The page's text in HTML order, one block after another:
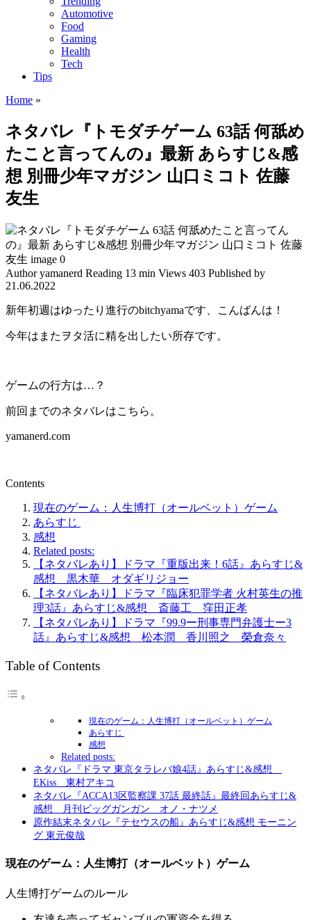
Automotive
Food
Gaming
Health
Tech
Tips
Home »
ネタバレ『トモダチゲーム 63話 何舐め
たこと言ってんの』最新 あらすじ&感
想 別冊少年マガジン 山口ミコト 佐藤
友生
Author yamanerd Reading 13 min Views 403 Published by
21.06.2022
新年初週はゆったり進行のbitchyamaです、こんばんは！
今年はまたヲタ活に精を出したい所存です。
ゲームの行方は…？
前回までのネタバレはこちら。
yamanerd.com
Contents
現在のゲーム：人生博打（オールベット）ゲーム
あらすじ
感想
Related posts:
【ネタバレあり】ドラマ『重版出来！6話』あらすじ&
感想 黒木華 オダギリジョー
【ネタバレあり】ドラマ『臨床犯罪学者 火村英生の推
理3話』あらすじ&感想 斎藤工 窪田正孝
【ネタバレあり】ドラマ『99.9ー刑事専門弁護士ー3
話』あらすじ&感想 松本潤 香川照之 榮倉奈々
Table of Contents
現在のゲーム：人生博打（オールベット）ゲーム
あらすじ
感想
Related posts:
ネタバレ『ドラマ 東京タラレバ娘4話』あらすじ&感想
EKiss 東村アキコ
ネタバレ『ACCA13区監察課 37話 最終話』最終回あらすじ&
感想 月刊ビッグガンガン オノ・ナツメ
原作結末ネタバレ『テセウスの船』あらすじ&感想 モーニン
グ 東元俊哉
現在のゲーム：人生博打（オールベット）ゲーム
人生博打ゲームのルール